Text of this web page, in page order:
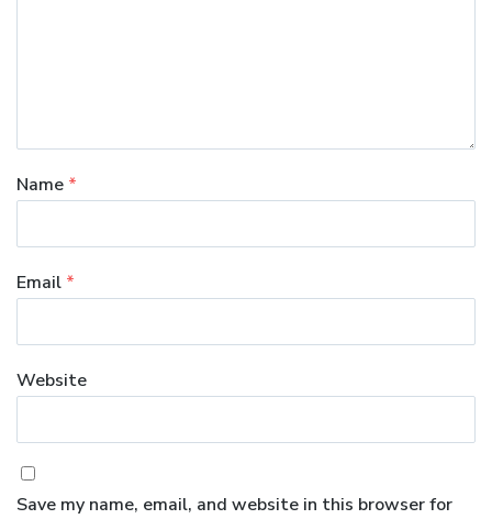
Name *
Email *
Website
Save my name, email, and website in this browser for